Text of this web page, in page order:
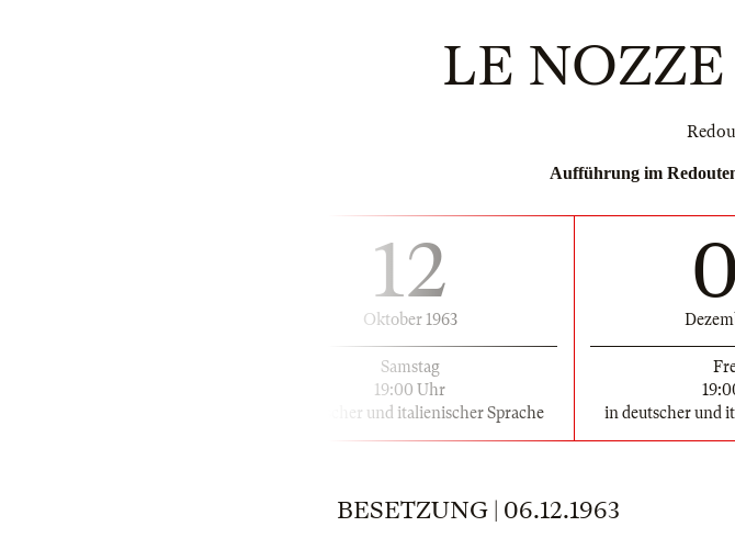
LE
Aufführung im
12
Oktober 1963
Samstag
19:00 Uhr
in deutscher und italienischer Sprache
in deutscher und
BESETZUNG | 06.12.1963